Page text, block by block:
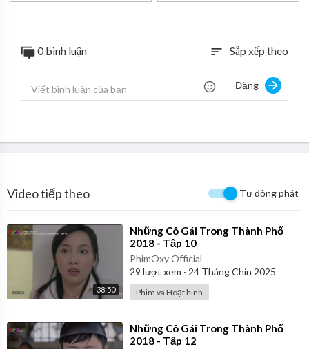
0 bình luận sort Sắp xếp theo
Đăng
Video tiếp theo Tự động phát
38:50
⁣Những Cô Gái Trong Thành Phố
2018 - Tập 10
PhimOxy Official
29 lượt xem · 24 Tháng Chín 2025
Phim và Hoạt hình
⁣Những Cô Gái Trong Thành Phố
2018 - Tập 12